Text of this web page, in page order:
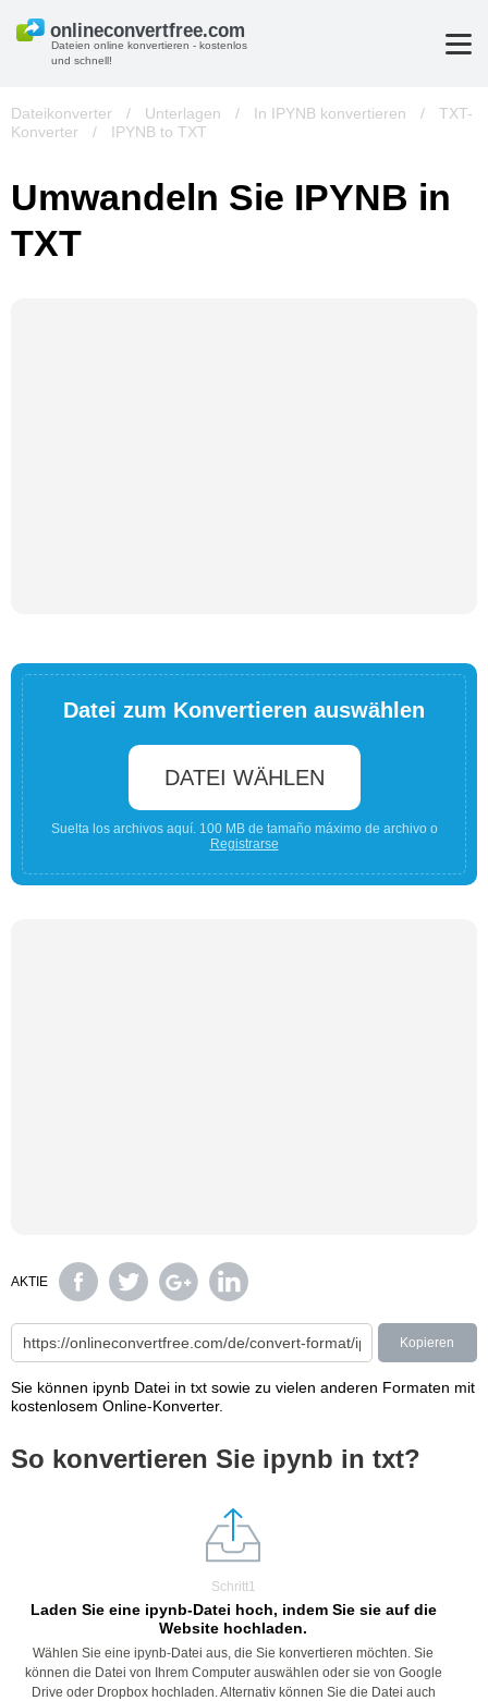
Dateien online konvertieren - kostenlos
und schnell!
Dateikonverter / Unterlagen / In IPYNB konvertieren /
TXT-
Konverter
/ IPYNB to TXT
Umwandeln Sie IPYNB in
TXT
Datei zum Konvertieren auswählen
DATEI WÄHLEN
Suelta los archivos aquí. 100 MB de tamaño máximo de archivo o
Registrarse
AKTIE
Kopieren
Sie können ipynb Datei in txt sowie zu vielen anderen Formaten mit
kostenlosem Online-Konverter.
So konvertieren Sie ipynb in txt?
Schritt1
Laden Sie eine ipynb-Datei hoch, indem Sie sie auf die
Website hochladen.
Wählen Sie eine ipynb-Datei aus, die Sie konvertieren möchten. Sie
können die Datei von Ihrem Computer auswählen oder sie von Google
Drive oder Dropbox hochladen. Alternativ können Sie die Datei auch